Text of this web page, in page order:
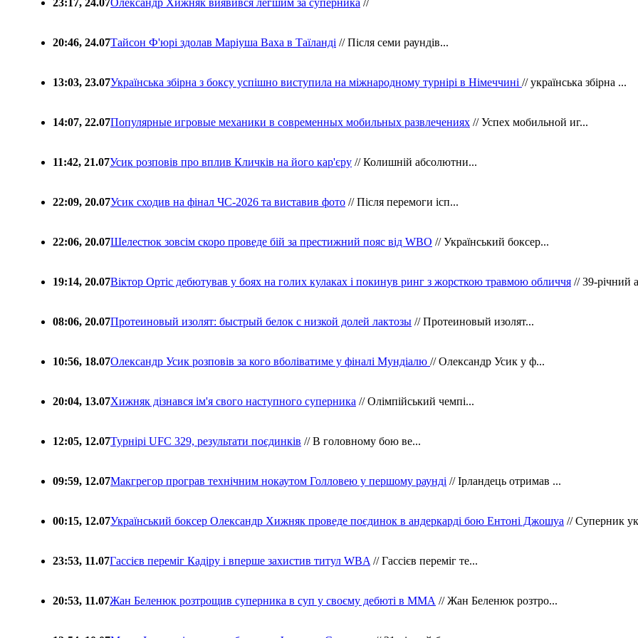
20:46, 24.07Тайсон Ф'юрі здолав Маріуша Ваха в Таїланді // Після семи раундів...
13:03, 23.07Українська збірна з боксу успішно виступила на міжнародному турнірі в Німеччині // українська збірна ...
14:07, 22.07Популярные игровые механики в современных мобильных развлечениях // Успех мобильной иг...
11:42, 21.07Усик розповів про вплив Кличків на його кар'єру // Колишній абсолютни...
22:09, 20.07Усик сходив на фінал ЧС-2026 та виставив фото // Після перемоги ісп...
22:06, 20.07Шелестюк зовсім скоро проведе бій за престижний пояс від WBO // Український боксер...
19:14, 20.07Віктор Ортіс дебютував у боях на голих кулаках і покинув ринг з жорсткою травмою обличчя // 39-річний
08:06, 20.07Протеиновый изолят: быстрый белок с низкой долей лактозы // Протеиновый изолят...
10:56, 18.07Олександр Усик розповів за кого вболіватиме у фіналі Мундіалю // Олександр Усик у ф...
20:04, 13.07Хижняк дізнався ім'я свого наступного суперника // Олімпійський чемпі...
12:05, 12.07Турнірі UFC 329, результати поєдинків // В головному бою ве...
09:59, 12.07Макгрегор програв технічним нокаутом Голловею у першому раунді // Ірландець отримав ...
00:15, 12.07Український боксер Олександр Хижняк проведе поєдинок в андеркарді бою Ентоні Джошуа // Суперник
23:53, 11.07Гассієв переміг Кадіру і вперше захистив титул WBA // Гассієв переміг те...
20:53, 11.07Жан Беленюк розтрощив суперника в суп у своєму дебюті в ММА // Жан Беленюк розтро...